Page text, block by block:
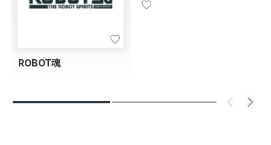
ROBOT魂